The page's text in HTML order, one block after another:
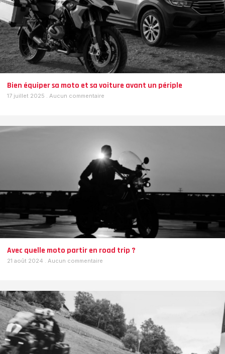
Bien équiper sa moto et sa voiture avant un périple
17 juillet 2025 Aucun commentaire
Avec quelle moto partir en road trip ?
21 août 2024 Aucun commentaire